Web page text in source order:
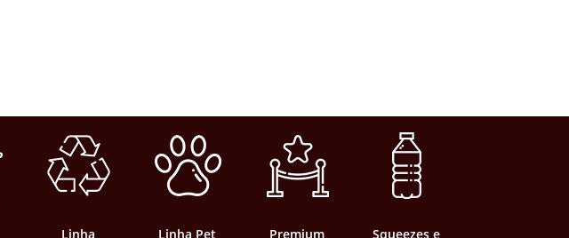
Linha Linha Pet Premium Squeezes e